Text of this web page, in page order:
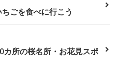
ごを食べに行こう
カ所の桜名所・お花見スポ